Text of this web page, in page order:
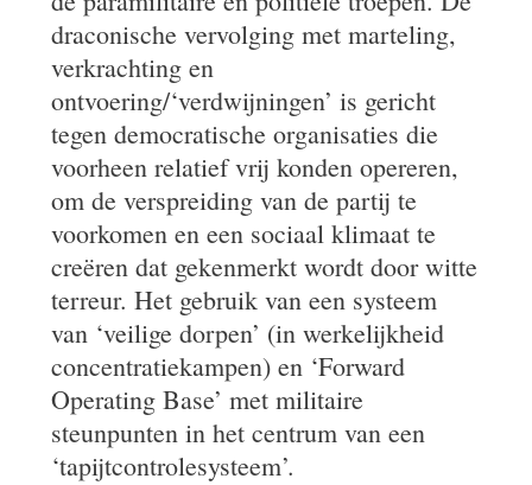
draconische vervolging met marteling,
verkrachting en
ontvoering/‘verdwijningen’ is gericht
tegen democratische organisaties die
voorheen relatief vrij konden opereren,
om de verspreiding van de partij te
voorkomen en een sociaal klimaat te
creëren dat gekenmerkt wordt door witte
terreur. Het gebruik van een systeem
van ‘veilige dorpen’ (in werkelijkheid
concentratiekampen) en ‘Forward
Operating Base’ met militaire
steunpunten in het centrum van een
‘tapijtcontrolesysteem’.